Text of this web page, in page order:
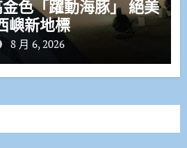
色「躍動海豚」 絕美
嶼新地標
8 月 6, 2026